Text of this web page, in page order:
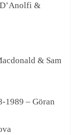
&
& Sam
1989 – Göran